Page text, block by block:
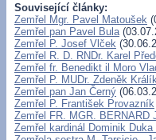
Související články:
Zemřel Mgr. Pavel Matoušek
Zemřel pan Pavel Bula
Zemřel P. Josef Vlček
Zemřel R. D. RNDr. Karel
Zemřel fr. Benedikt il Moro
Zemřel P. MUDr. Zdeněk
Zemřel pan Jan Černý
Zemřel P. František Provazník
Zemřel FR. MGR. BERNARD
Zemřel kardinál Dominik Duka